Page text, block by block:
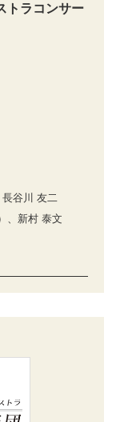
トラコンサー
谷川 友二
、新村 泰文